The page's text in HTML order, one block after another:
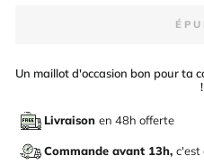
Un maillot d'occasion bon pour ta
!
Livraison en 48h offerte
Commande avant 13h, c'est